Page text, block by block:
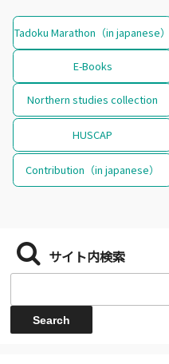
Tadoku Marathon（in japanese）
E-Books
Northern studies collection
HUSCAP
Contribution（in japanese）
サイト内検索